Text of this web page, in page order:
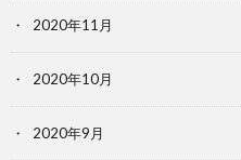
2020年11月
2020年10月
2020年9月